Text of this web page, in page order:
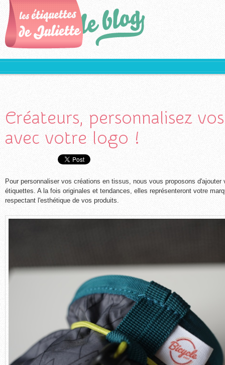
Créateurs, personnalisez
avec votre logo !
Pour personnaliser vos créations en tissus, nous vous proposons d'ajouter
étiquettes. A la fois originales et tendances, elles représenteront votre
respectant l'esthétique de vos produits.